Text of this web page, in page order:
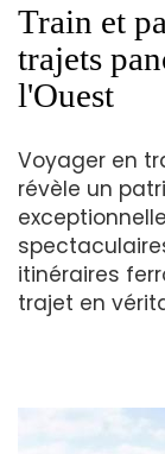
Train et
trajets
l'Ouest
Voyager en
révèle un
itinéraires
trajet en